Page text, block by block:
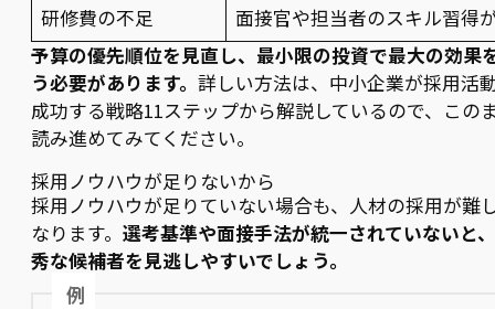
研修費の不足
面接官や担当者のスキル習得
予算の優先順位を見直し、最小限の投資で最大の効果
う必要があります。 詳しい方法は、中小企業が採用活
成功する戦略11ステップから解説しているので、この
読み進めてみてください。
採用ノウハウが足りないから
採用ノウハウが足りていない場合も、人材の採用が難
なります。 選考基準や面接手法が統一されていないと
秀な候補者を見逃しやすいでしょう。
例